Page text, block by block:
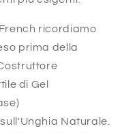
ricordiamo
prima della
di Gel
Naturale.